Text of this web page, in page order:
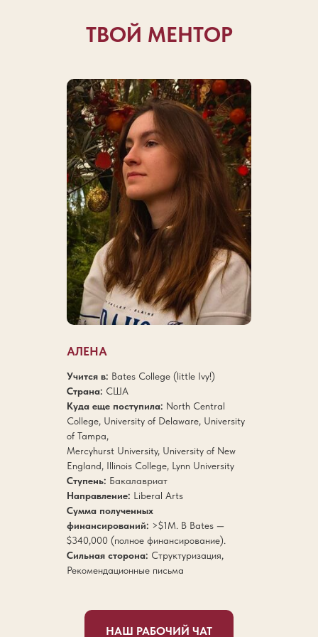
ТВОЙ МЕНТОР
АЛЕНА
Учится в: Bates College (little Ivy!)
Страна: США
Куда еще поступила: North Central
College, University of Delaware, University
of Tampa,
Mercyhurst University, University of New
England, Illinois College, Lynn University
Ступень: Бакалавриат
Направление: Liberal Arts
Сумма полученных
финансирований: >$1M. В Bates —
$340,000 (полное финансирование).
Сильная сторона: Структуризация,
Рекомендационные письма
НАШ РАБОЧИЙ ЧАТ